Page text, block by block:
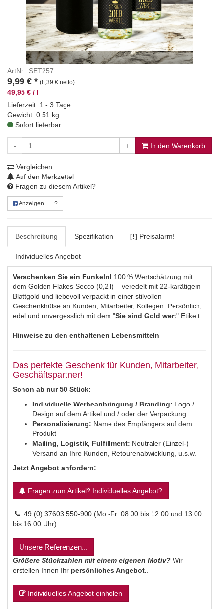
ArtNr.: SET257
9,99 € * (8,39 € netto)
49,95 € / l
Lieferzeit: 1 - 3 Tage
Gewicht: 0.51 kg
Sofort lieferbar
- + In den Warenkorb
Vergleichen
Auf den Merkzettel
Fragen zu diesem Artikel?
Anzeigen ?
Beschreibung Spezifikation [!] Preisalarm!
Individuelles Angebot
Verschenken Sie ein Funkeln! 100 % Wertschätzung mit
dem Golden Flakes Secco (0,2 l) – veredelt mit 22-karätigem
Blattgold und liebevoll verpackt in einer stilvollen
Geschenkhülse an Kunden, Mitarbeiter, Kollegen. Persönlich,
edel und unvergesslich mit dem "Sie sind Gold wert" Etikett.
Hinweise zu den enthaltenen Lebensmitteln
Das perfekte Geschenk für Kunden, Mitarbeiter,
Geschäftspartner!
Schon ab nur 50 Stück:
Individuelle Werbeanbringung / Branding: Logo /
Design auf dem Artikel und / oder der Verpackung
Personalisierung: Name des Empfängers auf dem
Produkt
Mailing, Logistik, Fulfillment: Neutraler (Einzel-)
Versand an Ihre Kunden, Retourenabwicklung, u.s.w.
Jetzt Angebot anfordern:
Fragen zum Artikel? Individuelles Angebot?
+49 (0) 37603 550-900 (Mo.-Fr. 08.00 bis 12.00 und 13.00
bis 16.00 Uhr)
Unsere Referenzen...
Größere Stückzahlen mit einem eigenen Motiv? Wir
erstellen Ihnen Ihr persönliches Angebot.
Individuelles Angebot einholen